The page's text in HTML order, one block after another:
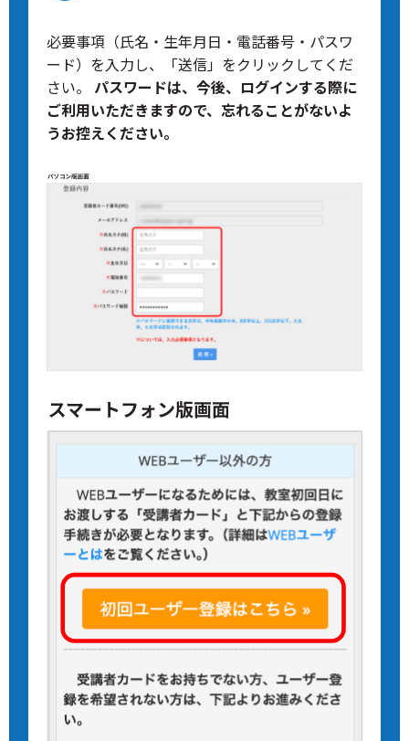
必要事項（氏名・生年月日・電話番号・パスワ
ード）を入力し、「送信」をクリックしてくだ
さい。 パスワードは、今後、ログインする際に
ご利用いただきますので、忘れることがないよ
うお控えください。